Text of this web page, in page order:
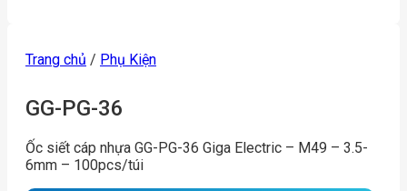
Trang chủ / Phụ Kiện
GG-PG-36
Ốc siết cáp nhựa GG-PG-36 Giga Electric – M49 – 3.5-
6mm – 100pcs/túi